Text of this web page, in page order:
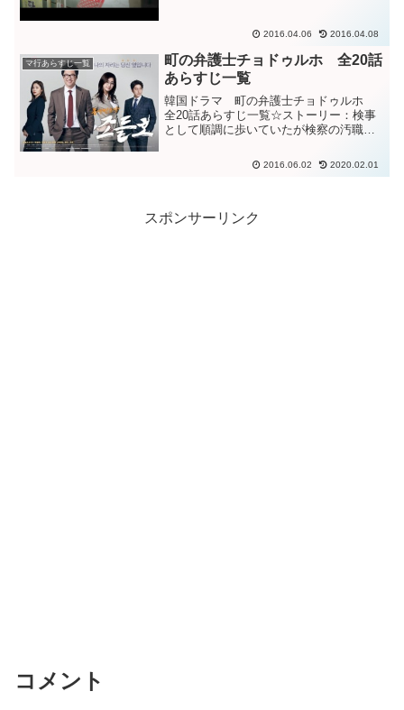
お婆さんの持っている傘に驚くドゥル
ホ。検事ヨンイルやクムサン...
2016.04.06 2016.04.08
マ行あらすじ一覧
町の弁護士チョドゥルホ 全20話
あらすじ一覧
韓国ドラマ 町の弁護士チョドゥルホ
全20話あらすじ一覧☆ストーリー：検事
として順調に歩いていたが検察の汚職を
ルホは、下町の弁護士として第２の人生
を歩き始める。「町の弁護士チョ・ドゥ
2016.06.02 2020.02.01
スポンサーリンク
コメント